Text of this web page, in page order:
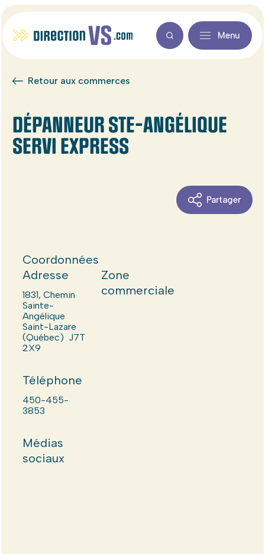
Menu
Retour aux commerces
DÉPANNEUR STE-ANGÉLIQUE
SERVI EXPRESS
Partager
Coordonnées
Adresse
1831, Chemin
Sainte-
Angélique
Saint-Lazare
(Québec) J7T
2X9
Téléphone
450-455-
3853
Médias
sociaux
Zone
commerciale